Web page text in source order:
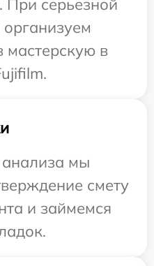
При серьезной
мастерскую в
анализа мы
смету
и займемся